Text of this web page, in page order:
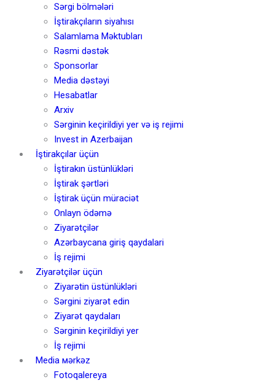
Sərgi bölmələri
İştirakçıların siyahısı
Salamlama Məktubları
Rəsmi dəstək
Sponsorlar
Media dəstəyi
Hesabatlar
Arxiv
Sərginin keçirildiyi yer və iş rejimi
Invest in Azerbaijan
İştirakçılar üçün
İştirakın üstünlükləri
İştirak şərtləri
İştirak üçün müraciət
Onlayn ödəmə
Ziyarətçilər
Azərbaycana giriş qaydalari
İş rejimi
Ziyarətçilər üçün
Ziyarətin üstünlükləri
Sərgini ziyarət edin
Ziyarət qaydaları
Sərginin keçirildiyi yer
İş rejimi
Media мərkəz
Fotoqalereya